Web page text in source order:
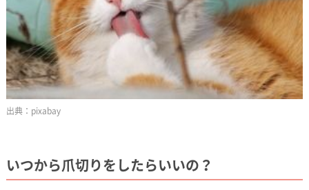
pixabay
いつから爪切りをしたらいいの？